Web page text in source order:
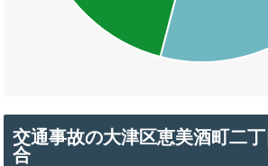
交通事故の大津区恵美酒町二
合